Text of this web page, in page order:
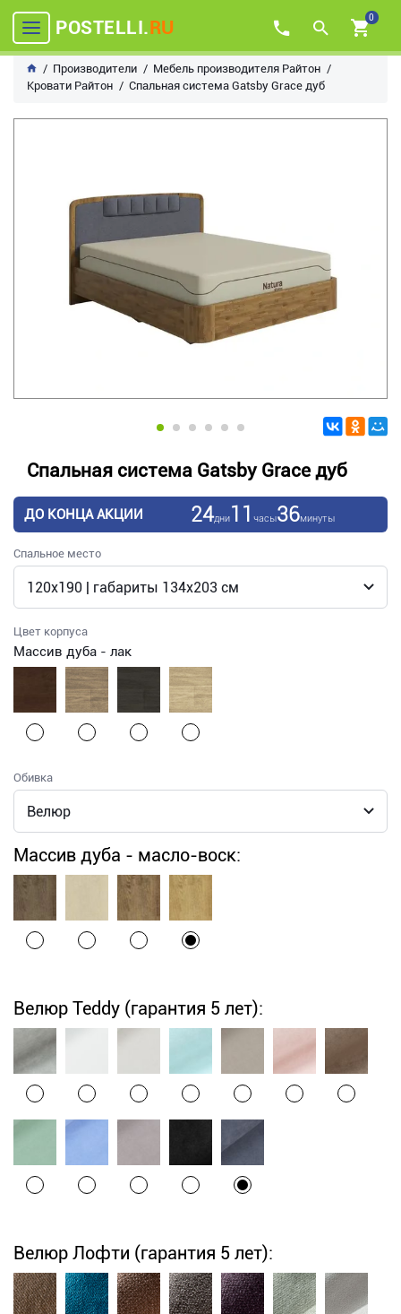
POSTELLI.RU 0
Производители
Мебель производителя Райтон
Кровати Райтон
Спальная система Gatsby Grace дуб
Спальная система Gatsby Grace дуб
ДО КОНЦА АКЦИИ 24дни11 часы36минуты
Спальное место
Цвет корпуса
Массив дуба - лак
Обивка
Массив дуба - масло-воск:
Велюр Teddy (гарантия 5 лет):
Велюр Лофти (гарантия 5 лет):